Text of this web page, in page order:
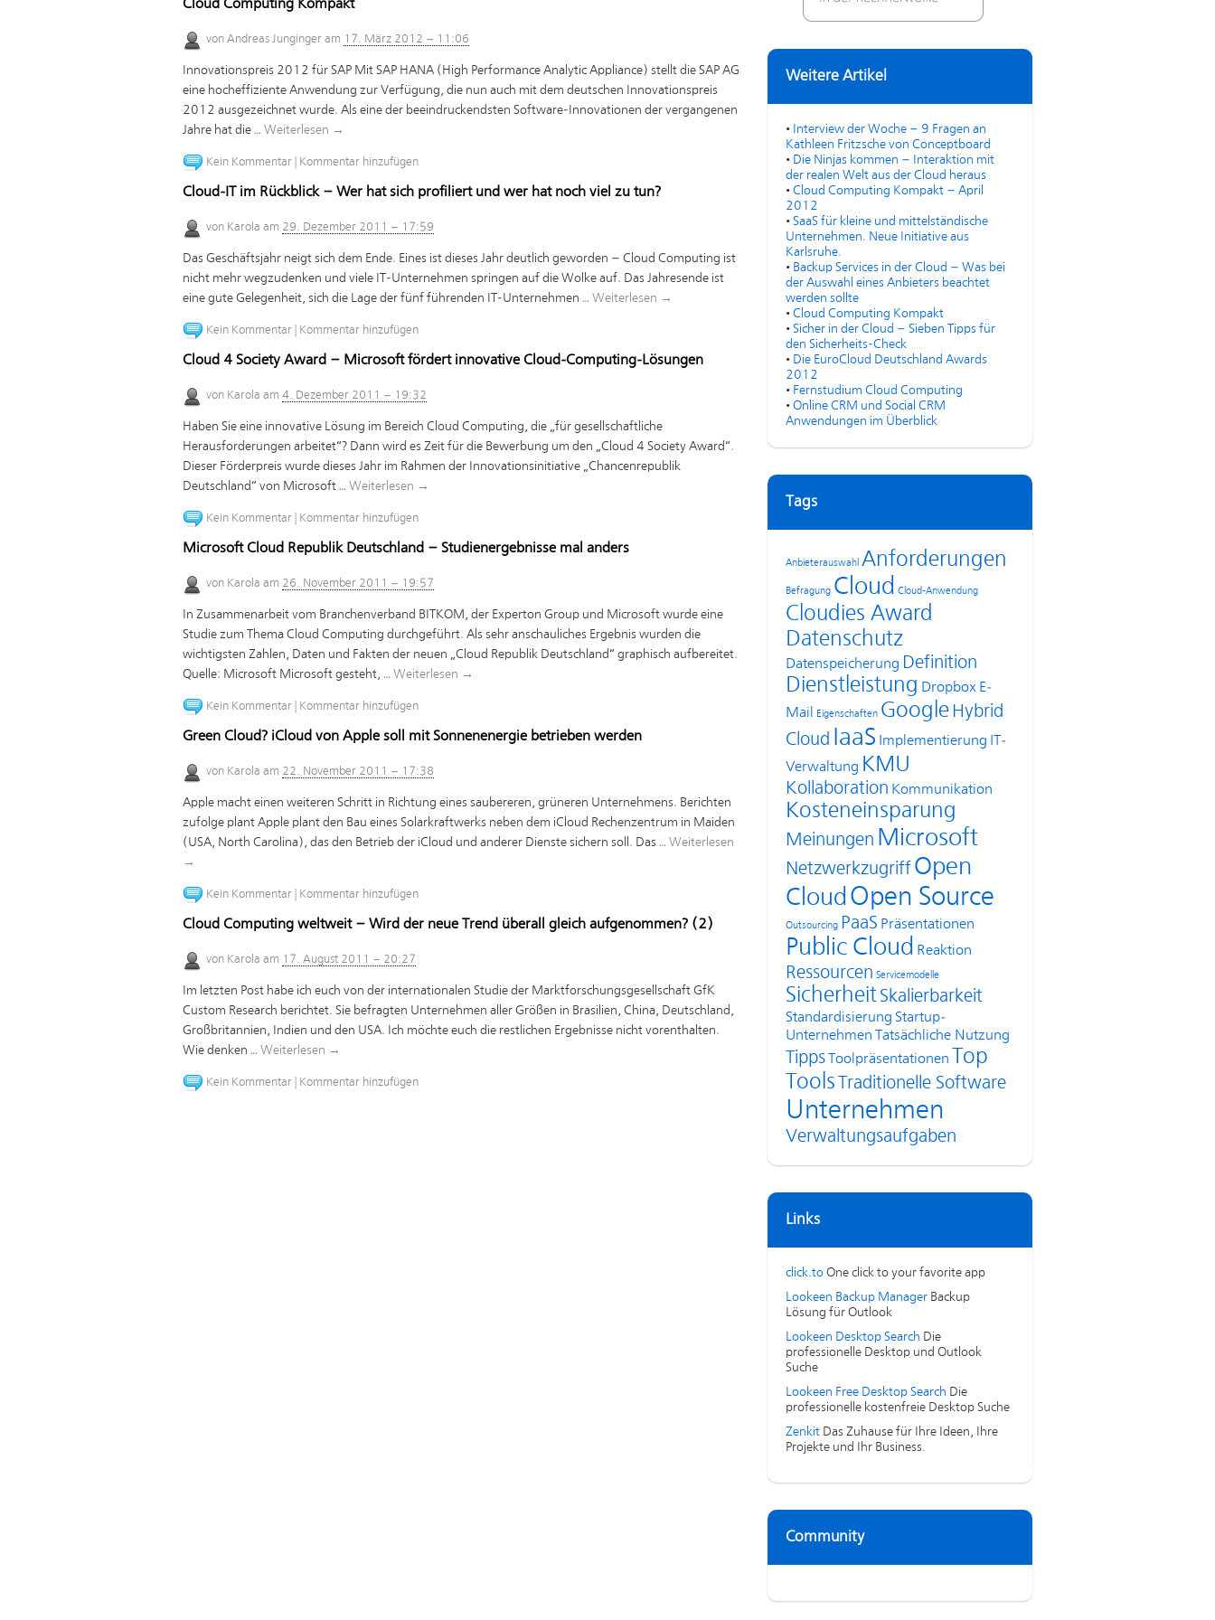
Cloud Computing Kompakt
von Andreas Junginger am 17. März 2012 – 11:06
Innovationspreis 2012 für SAP Mit SAP HANA (High Performance Analytic Appliance) stellt die SAP AG
eine hocheffiziente Anwendung zur Verfügung, die nun auch mit dem deutschen Innovationspreis
2012 ausgezeichnet wurde. Als eine der beeindruckendsten Software-Innovationen der vergangenen
Jahre hat die … Weiterlesen →
Kein Kommentar Kommentar hinzufügen
Cloud-IT im Rückblick – Wer hat sich profiliert und wer hat noch viel zu tun?
von Karola am 29. Dezember 2011 – 17:59
Das Geschäftsjahr neigt sich dem Ende. Eines ist dieses Jahr deutlich geworden – Cloud Computing ist
nicht mehr wegzudenken und viele IT-Unternehmen springen auf die Wolke auf. Das Jahresende ist
eine gute Gelegenheit, sich die Lage der fünf führenden IT-Unternehmen … Weiterlesen →
Kein Kommentar Kommentar hinzufügen
Cloud 4 Society Award – Microsoft fördert innovative Cloud-Computing-Lösungen
von Karola am 4. Dezember 2011 – 19:32
Haben Sie eine innovative Lösung im Bereich Cloud Computing, die „für gesellschaftliche
Herausforderungen arbeitet“? Dann wird es Zeit für die Bewerbung um den „Cloud 4 Society Award“.
Dieser Förderpreis wurde dieses Jahr im Rahmen der Innovationsinitiative „Chancenrepublik
Deutschland“ von Microsoft … Weiterlesen →
Kein Kommentar Kommentar hinzufügen
Microsoft Cloud Republik Deutschland – Studienergebnisse mal anders
von Karola am 26. November 2011 – 19:57
In Zusammenarbeit vom Branchenverband BITKOM, der Experton Group und Microsoft wurde eine
Studie zum Thema Cloud Computing durchgeführt. Als sehr anschauliches Ergebnis wurden die
wichtigsten Zahlen, Daten und Fakten der neuen „Cloud Republik Deutschland“ graphisch aufbereitet.
Quelle: Microsoft Microsoft gesteht, … Weiterlesen →
Kein Kommentar Kommentar hinzufügen
Green Cloud? iCloud von Apple soll mit Sonnenenergie betrieben werden
von Karola am 22. November 2011 – 17:38
Apple macht einen weiteren Schritt in Richtung eines saubereren, grüneren Unternehmens. Berichten
zufolge plant Apple plant den Bau eines Solarkraftwerks neben dem iCloud Rechenzentrum in Maiden
(USA, North Carolina), das den Betrieb der iCloud und anderer Dienste sichern soll. Das … Weiterlesen
→
Kein Kommentar Kommentar hinzufügen
Cloud Computing weltweit – Wird der neue Trend überall gleich aufgenommen? (2)
von Karola am 17. August 2011 – 20:27
Im letzten Post habe ich euch von der internationalen Studie der Marktforschungsgesellschaft GfK
Custom Research berichtet. Sie befragten Unternehmen aller Größen in Brasilien, China, Deutschland,
Großbritannien, Indien und den USA. Ich möchte euch die restlichen Ergebnisse nicht vorenthalten.
Wie denken … Weiterlesen →
Kein Kommentar Kommentar hinzufügen
Weitere Artikel
• Interview der Woche – 9 Fragen an
Kathleen Fritzsche von Conceptboard
• Die Ninjas kommen – Interaktion mit
der realen Welt aus der Cloud heraus
• Cloud Computing Kompakt – April
2012
• SaaS für kleine und mittelständische
Unternehmen. Neue Initiative aus
Karlsruhe.
• Backup Services in der Cloud – Was bei
der Auswahl eines Anbieters beachtet
werden sollte
• Cloud Computing Kompakt
• Sicher in der Cloud – Sieben Tipps für
den Sicherheits-Check
• Die EuroCloud Deutschland Awards
2012
• Fernstudium Cloud Computing
• Online CRM und Social CRM
Anwendungen im Überblick
Tags
Anbieterauswahl Anforderungen
Befragung Cloud Cloud-Anwendung
Cloudies Award
Datenschutz
Datenspeicherung Definition
Dienstleistung Dropbox E-
Mail
Eigenschaften Google Hybrid
Cloud
IaaS Implementierung
IT-
Verwaltung KMU
Kollaboration Kommunikation
Kosteneinsparung
Meinungen Microsoft
Netzwerkzugriff Open
Cloud Open Source
Outsourcing PaaS Präsentationen
Public Cloud Reaktion
Ressourcen Servicemodelle
Sicherheit Skalierbarkeit
Standardisierung Startup-
Unternehmen
Tatsächliche Nutzung
Tipps Toolpräsentationen
Top
Tools
Traditionelle Software
Unternehmen
Verwaltungsaufgaben
Links
click.toOne click to your favorite app
Lookeen Backup ManagerBackup
Lösung für Outlook
Lookeen Desktop Search Die
professionelle Desktop und Outlook
Suche
Lookeen Free Desktop Search Die
professionelle kostenfreie Desktop Suche
ZenkitDas Zuhause für Ihre Ideen, Ihre
Projekte und Ihr Business.
Community